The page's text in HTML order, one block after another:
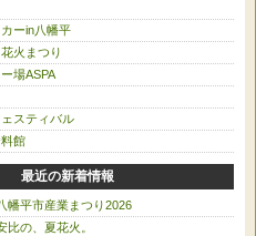
ーin八幡平
火まつり
場ASPA
スティバル
館
最近の新着情報
幡平市産業まつり2026
比の、夏花火。